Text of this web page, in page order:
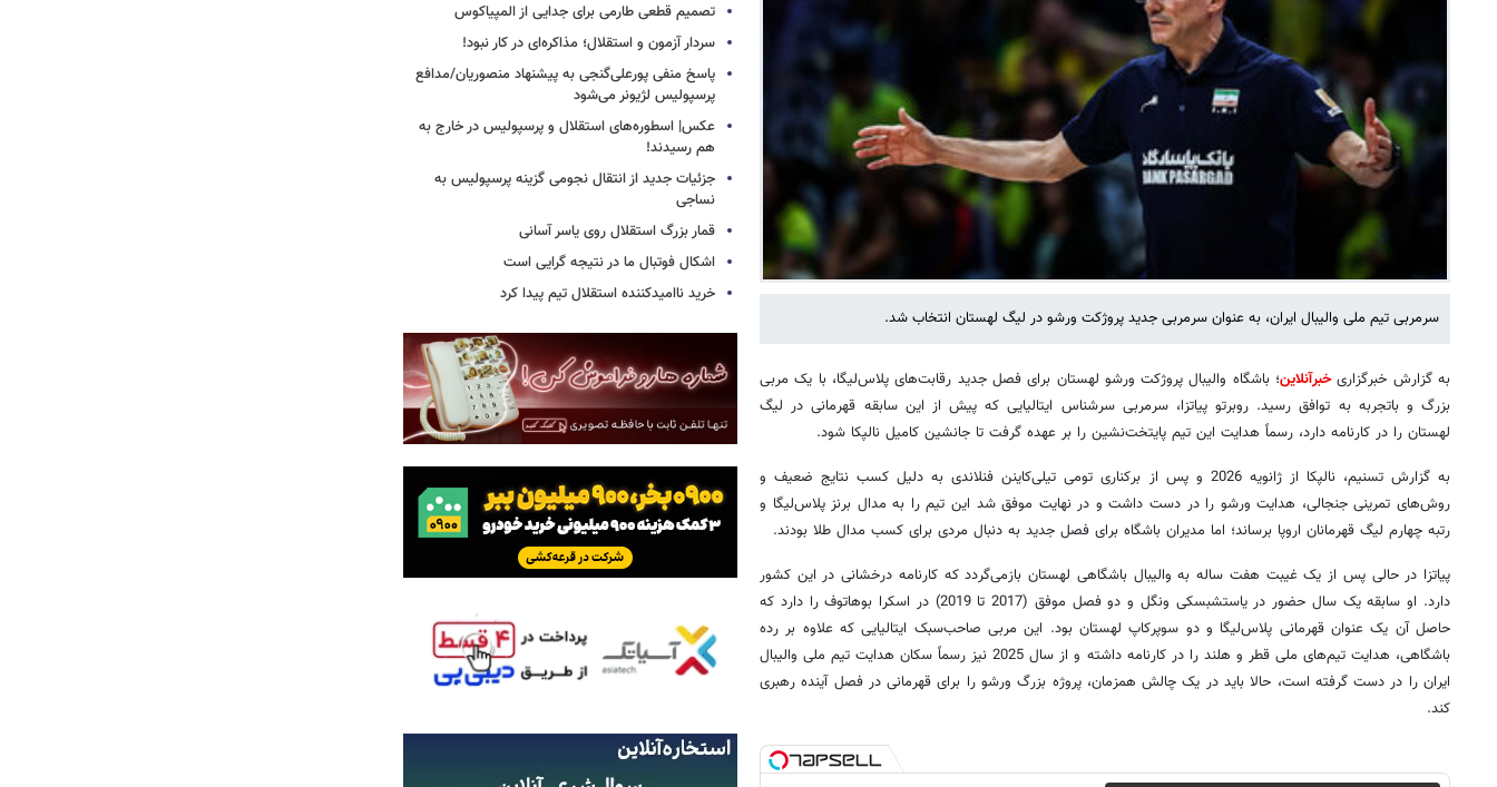
سرمربی تیم ملی والیبال ایران، به عنوان سرمربی جدید پروژکت ورشو در لیگ لهستان انتخاب شد.
به گزارش خبرگزاریخبرآنلاین؛ باشگاه والیبال پروژکت ورشو لهستان برای فصل جدید رقابت‌های پلاس‌لیگا، با یک مربی
بزرگ و باتجربه به توافق رسید. روبرتو پیاتزا، سرمربی سرشناس ایتالیایی که پیش از این سابقه قهرمانی در لیگ
لهستان را در کارنامه دارد، رسماً هدایت این تیم پایتخت‌نشین را بر عهده گرفت تا جانشین کامیل نالپکا شود.
به گزارش تسنیم، نالپکا از ژانویه 2026 و پس از برکناری تومی تیلی‌کاینن فنلاندی به دلیل کسب نتایج ضعیف و
روش‌های تمرینی جنجالی، هدایت ورشو را در دست داشت و در نهایت موفق شد این تیم را به مدال برنز پلاس‌لیگا و
رتبه چهارم لیگ قهرمانان اروپا برساند؛ اما مدیران باشگاه برای فصل جدید به دنبال مردی برای کسب مدال طلا بودند.
پیاتزا در حالی پس از یک غیبت هفت ساله به والیبال باشگاهی لهستان بازمی‌گردد که کارنامه درخشانی در این کشور
دارد. او سابقه یک سال حضور در یاستشبسکی ونگل و دو فصل موفق (2017 تا 2019) در اسکرا بوهاتوف را دارد که
حاصل آن یک عنوان قهرمانی پلاس‌لیگا و دو سوپرکاپ لهستان بود. این مربی صاحب‌سبک ایتالیایی که علاوه بر رده
باشگاهی، هدایت تیم‌های ملی قطر و هلند را در کارنامه داشته و از سال 2025 نیز رسماً سکان هدایت تیم ملی والیبال
ایران را در دست گرفته است، حالا باید در یک چالش همزمان، پروژه بزرگ ورشو را برای قهرمانی در فصل آینده رهبری
کند.
تصمیم قطعی طارمی برای جدایی از المپیاکوس
سردار آزمون و استقلال؛ مذاکره‌ای در کار نبود!
پاسخ منفی پورعلی‌گنجی به پیشنهاد منصوریان/مدافع
پرسپولیس لژیونر می‌شود
عکس| اسطوره‌های استقلال و پرسپولیس در خارج به
هم رسیدند!
جزئیات جدید از انتقال نجومی گزینه پرسپولیس به
نساجی
قمار بزرگ استقلال روی یاسر آسانی
اشکال فوتبال ما در نتیجه گرایی است
خرید ناامیدکننده استقلال تیم پیدا کرد